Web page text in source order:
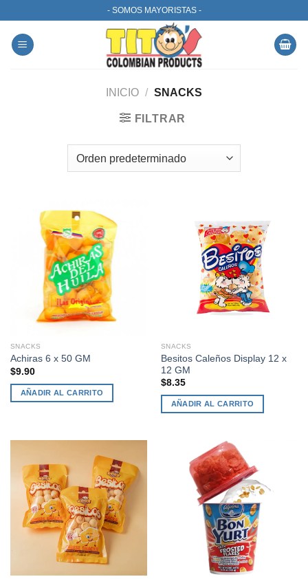
content
- SOMOS MAYORISTAS -
INICIO / SNACKS
FILTRAR
SNACKS
Achiras 6 x 50 GM
$9.90
AÑADIR AL CARRITO
SNACKS
Besitos Caleños Display 12 x
12 GM
$8.35
AÑADIR AL CARRITO